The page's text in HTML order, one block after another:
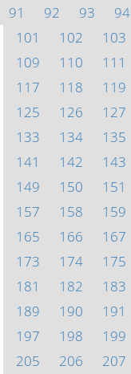
91
92 93 94
101
102 103
109
110 111
117
118 119
125
126 127
133
134 135
141
142 143
149
150 151
157
158 159
165
166 167
173
174 175
181
182 183
189
190 191
197
198 199
205
206 207